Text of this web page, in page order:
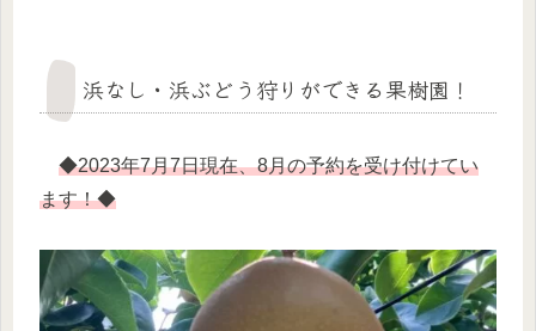
浜なし・浜ぶどう狩りができる果樹園！
◆2023年7月7日現在、8月の予約を受け付けてい
ます！◆